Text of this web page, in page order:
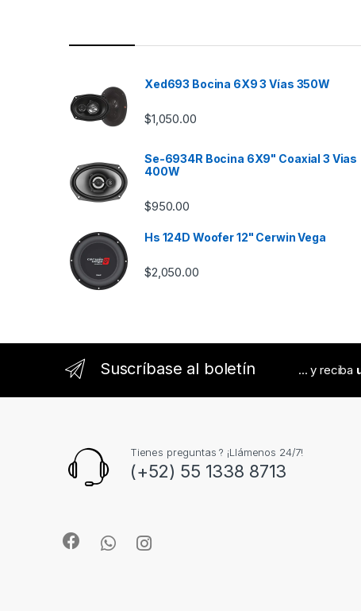
Xed693 Bocina 6X9 3 Vías 350W
$1,050.00
Se-6934R Bocina 6X9" Coaxial 3 Vias
400W
$950.00
Hs 124D Woofer 12" Cerwin Vega
$2,050.00
Suscríbase al boletín ... y reciba
Tienes preguntas ? ¡Llámenos 24/7!
(+52) 55 1338 8713